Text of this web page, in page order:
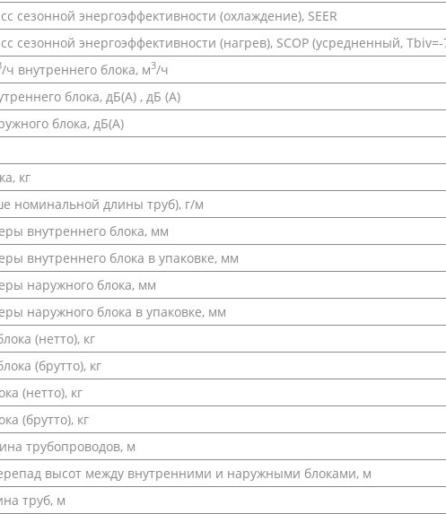
сезонной энергоэффективности (охлаждение), SEER
сезонной энергоэффективности (нагрев), SCOP (усредненный, Tbiv=-
/ч внутреннего блока, м3/ч
блока, дБ(A) , дБ (А)
блока, дБ(A)
кг
номинальной длины труб), г/м
внутреннего блока, мм
внутреннего блока в упаковке, мм
наружного блока, мм
наружного блока в упаковке, мм
(нетто), кг
(брутто), кг
(нетто), кг
(брутто), кг
трубопроводов, м
высот между внутренними и наружными блоками, м
труб, м